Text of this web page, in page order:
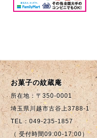
お菓子の紋蔵庵
所在地：〒350-0001
埼玉県川越市古谷上3788-1
TEL：049-235-1857
（ 受付時間09:00-17:00）